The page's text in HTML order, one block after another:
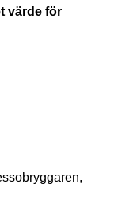
värde för